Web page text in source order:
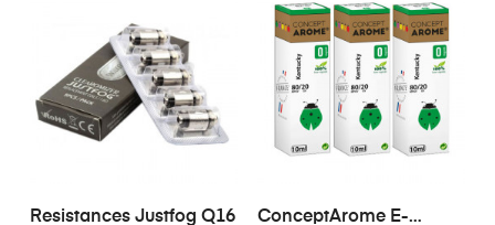
Resistances Justfog Q16
ConceptArome E-